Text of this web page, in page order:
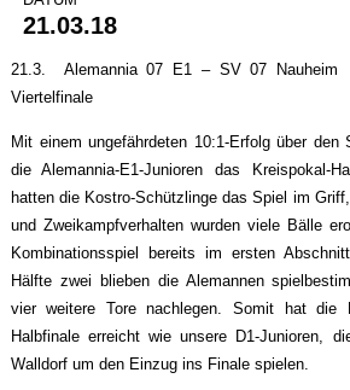
21.03.18
21.3. Alemannia 07 E1 – SV 07
Viertelfinale
Mit einem ungefährdeten 10:1-Erfolg über den
die Alemannia-E1-Junioren das Kreispokal-
hatten die Kostro-Schützlinge das Spiel im
und Zweikampfverhalten wurden viele Bälle
Kombinationsspiel bereits im ersten
Hälfte zwei blieben die Alemannen
vier weitere Tore nachlegen. Somit hat die
Halbfinale erreicht wie unsere D1-Junioren,
Walldorf um den Einzug ins Finale spielen.